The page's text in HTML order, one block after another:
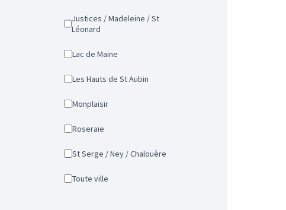
Justices / Madeleine / St
Léonard
Lac de Maine
Les Hauts de St Aubin
Monplaisir
Roseraie
St Serge / Ney / Chalouère
Toute ville